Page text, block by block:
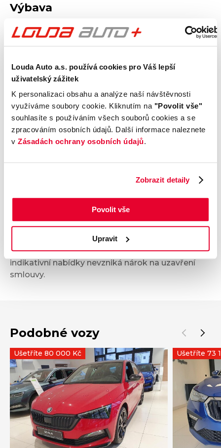
Louda Auto a.s. používá cookies pro Váš lepší
uživatelský zážitek
K personalizaci obsahu a analýze naší návštěvnosti
využíváme soubory cookie. Kliknutím na "Povolit vše"
souhlasíte s používáním všech souborů cookies a se
zpracováním osobních údajů. Další informace naleznete
v Zásadách ochrany osobních údajů.
Zobrazit detaily
Povolit vše
Upravit
Výbava
Vnější vzhled a výbava
Komfort
Multimédia
Bezpečnost a technika
Základní informace
informativní charakter. Tato indikativní nabídka
není nabídkou ve smyslu § 1731 nebo § 1732
občanského zákoníku, ani se nejedná o veřejný
příslib dle § 1733 občanského zákoníku. Z této
indikativní nabídky nevzniká nárok na uzavření
smlouvy.
Podobné vozy
Ušetříte 80 000 Kč Ušetříte 73